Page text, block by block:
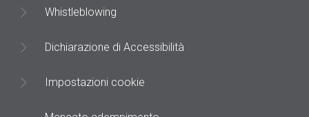
Whistleblowing
Dichiarazione di Accessibilità
Impostazioni cookie